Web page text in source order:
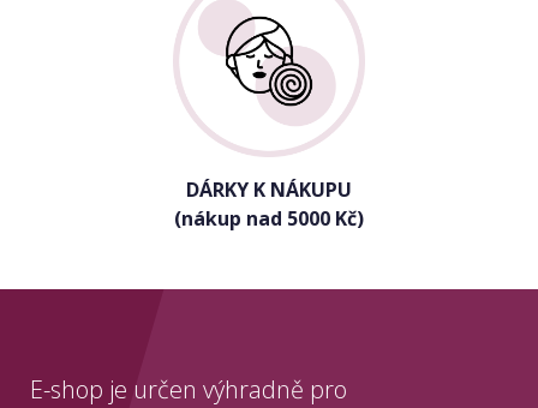
DÁRKY K NÁKUPU
(nákup nad 5000 Kč)
E-shop je určen výhradně pro